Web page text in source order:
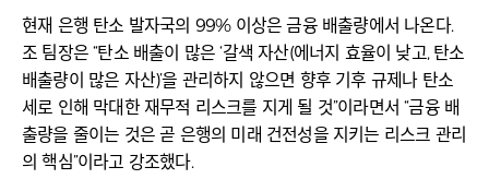
현재 은행 탄소 발자국의 99% 이상은 금융 배출량에서 나온다.
조 팀장은 “탄소 배출이 많은 ‘갈색 자산(에너지 효율이 낮고, 탄소
배출량이 많은 자산)’을 관리하지 않으면 향후 기후 규제나 탄소
세로 인해 막대한 재무적 리스크를 지게 될 것”이라면서 “금융 배
출량을 줄이는 것은 곧 은행의 미래 건전성을 지키는 리스크 관리
의 핵심”이라고 강조했다.